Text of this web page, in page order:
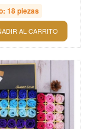
18 piezas
AL CARRITO